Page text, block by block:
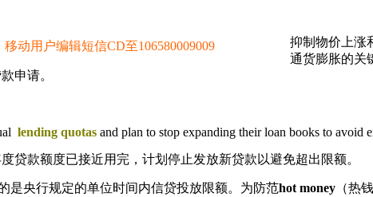
动用户编辑短信CD至106580009009
抑制物价上涨
通货膨胀的关
申请。
lending quotas and plan to stop expanding their loan books to avoid
贷款额度已接近用完，计划停止发放新贷款以避免超出限额。
是央行规定的单位时间内信贷投放限额。为防范hot money （热